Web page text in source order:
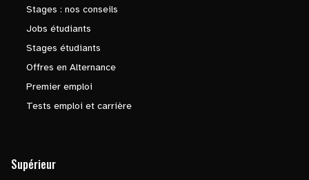
Stages : nos conseils
Jobs étudiants
Stages étudiants
Offres en Alternance
Premier emploi
Tests emploi et carrière
Supérieur